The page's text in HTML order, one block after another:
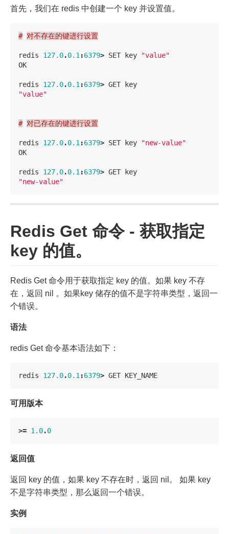
首先，我们在 redis 中创建一个 key 并设置值。
# 对不存在的键进行设置
redis 127.0.0.1 :6379> SET key
"value"
OK
redis 127.0.0.1 :6379> GET
key
"value"
# 对已存在的键进行设置
redis 127.0.0.1 :6379> SET key
"new-value"
OK
redis 127.0.0.1 :6379> GET
key
"new-value"
Redis Get 命令 - 获取指定
key 的值。
Redis Get 命令用于获取指定 key 的值。如果 key 不存
在，返回 nil 。如果key 储存的值不是字符串类型，返回一
个错误。
语法
redis Get 命令基本语法如下：
redis 127.0.0.1 :6379> GET KEY_NAME
可用版本
>= 1.0.0
返回值
返回 key 的值，如果 key 不存在时，返回 nil。 如果 key
不是字符串类型，那么返回一个错误。
实例